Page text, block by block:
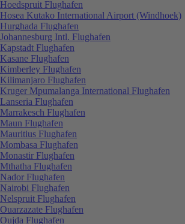
Hoedspruit Flughafen
Hosea Kutako International Airport (Windhoek)
Hurghada Flughafen
Johannesburg Intl. Flughafen
Kapstadt Flughafen
Kasane Flughafen
Kimberley Flughafen
Kilimanjaro Flughafen
Kruger Mpumalanga International Flughafen
Lanseria Flughafen
Marrakesch Flughafen
Maun Flughafen
Mauritius Flughafen
Mombasa Flughafen
Monastir Flughafen
Mthatha Flughafen
Nador Flughafen
Nairobi Flughafen
Nelspruit Flughafen
Ouarzazate Flughafen
Oujda Flughafen